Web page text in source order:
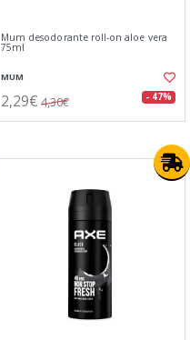
Mum desodorante roll-on aloe vera
75ml
MUM
2,29€ 4,30€ - 47%